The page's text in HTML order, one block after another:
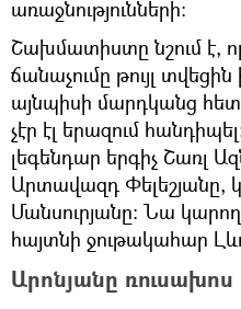
առաջնությունների։
Շախմատիստը նշում է, որ
ճանաչումը թույլ
այնպիսի մարդկանց
չէր էլ երազում
լեգենդար երգիչ Շառլ
Արտավազդ Փելեշյանը,
Մանսուրյանը։ Նա
հայտնի ջութակահար
Արոնյանը ռուսախոս